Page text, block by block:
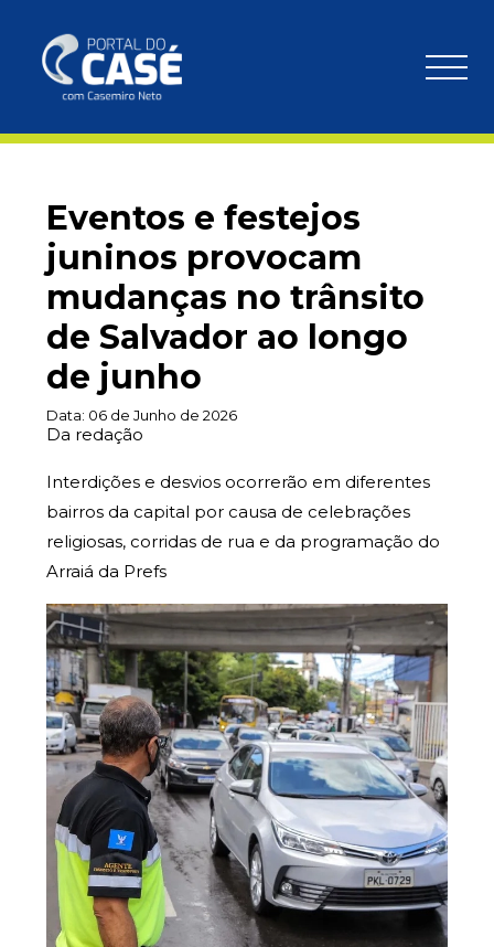
Eventos e festejos
juninos provocam
mudanças no trânsito
de Salvador ao longo
de junho
Data: 06 de Junho de 2026
Da redação
Interdições e desvios ocorrerão em diferentes
bairros da capital por causa de celebrações
religiosas, corridas de rua e da programação do
Arraiá da Prefs